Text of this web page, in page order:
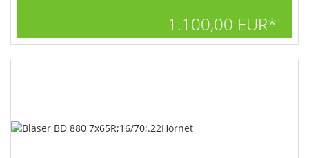
1.100,00 EUR*1